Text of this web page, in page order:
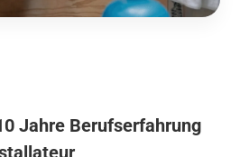
Jahre Berufserfahrung